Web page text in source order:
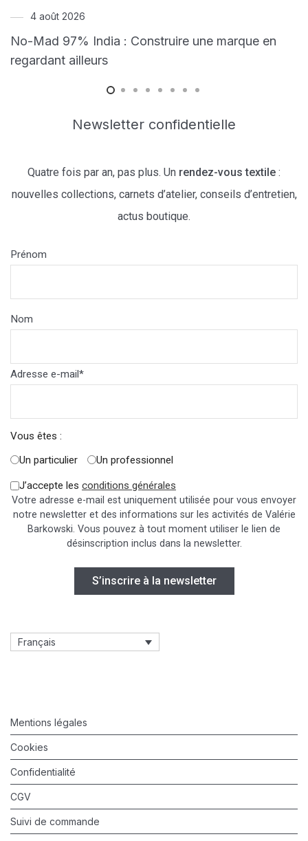
4 août 2026
No-Mad 97% India : Construire une marque en
regardant ailleurs
Newsletter confidentielle
Quatre fois par an, pas plus. Un rendez-vous textile :
nouvelles collections, carnets d’atelier, conseils d’entretien,
actus boutique.
Prénom
Nom
Adresse e-mail*
Vous êtes :
Un particulier
Un professionnel
J’accepte les conditions générales
Votre adresse e-mail est uniquement utilisée pour vous envoyer
notre newsletter et des informations sur les activités de Valérie
Barkowski. Vous pouvez à tout moment utiliser le lien de
désinscription inclus dans la newsletter.
Français
Mentions légales
Cookies
Confidentialité
CGV
Suivi de commande